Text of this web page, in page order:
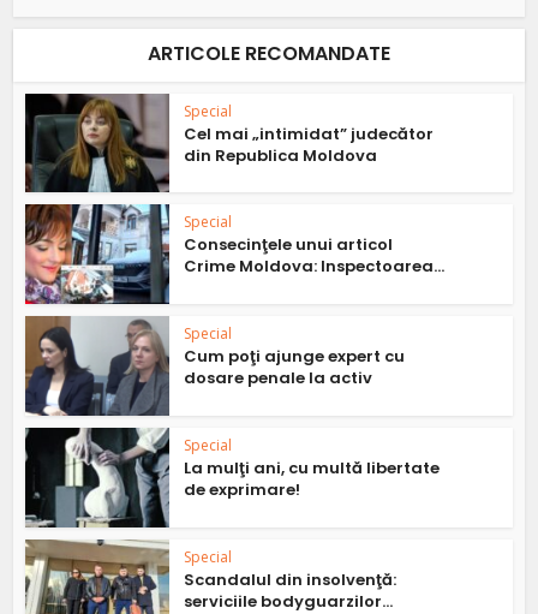
ARTICOLE RECOMANDATE
Special
Cel mai „intimidat” judecător
din Republica Moldova
Special
Consecinţele unui articol
Crime Moldova: Inspectoarea...
Special
Cum poţi ajunge expert cu
dosare penale la activ
Special
La mulţi ani, cu multă libertate
de exprimare!
Special
Scandalul din insolvenţă:
serviciile bodyguarzilor...